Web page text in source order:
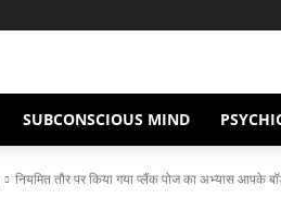
SUBCONSCIOUS MIND
नियमित तौर पर किया गया प्लैंक पोज का अभ्यास आपके